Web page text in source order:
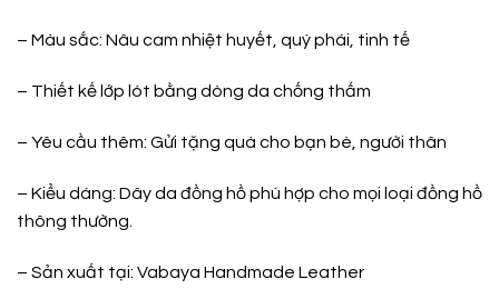
– Màu sắc: Nâu cam nhiệt huyết, quý phái, tinh tế
– Thiết kế lớp lót bằng dòng da chống thấm
– Yêu cầu thêm: Gửi tặng quà cho bạn bè, người thân
– Kiểu dáng: Dây da đồng hồ phù hợp cho mọi loại đồng hồ
thông thường.
– Sản xuất tại: Vabaya Handmade Leather